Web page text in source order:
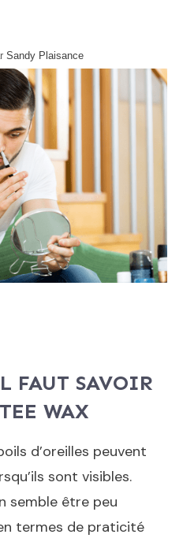
Sandy Plaisance
FAUT SAVOIR
WAX
d’oreilles peuvent
sont visibles.
semble être peu
termes de praticité